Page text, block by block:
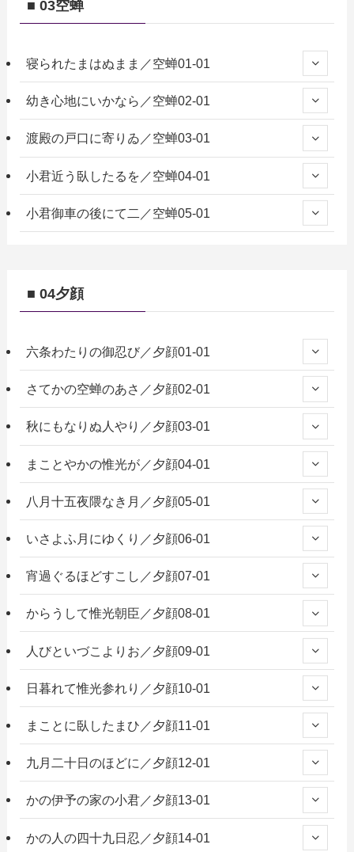
■ 03空蝉
寝られたまはぬまま／空蝉01-01
幼き心地にいかなら／空蝉02-01
渡殿の戸口に寄りゐ／空蝉03-01
小君近う臥したるを／空蝉04-01
小君御車の後にて二／空蝉05-01
■ 04夕顔
六条わたりの御忍び／夕顔01-01
さてかの空蝉のあさ／夕顔02-01
秋にもなりぬ人やり／夕顔03-01
まことやかの惟光が／夕顔04-01
八月十五夜隈なき月／夕顔05-01
いさよふ月にゆくり／夕顔06-01
宵過ぐるほどすこし／夕顔07-01
からうして惟光朝臣／夕顔08-01
人びといづこよりお／夕顔09-01
日暮れて惟光参れり／夕顔10-01
まことに臥したまひ／夕顔11-01
九月二十日のほどに／夕顔12-01
かの伊予の家の小君／夕顔13-01
かの人の四十九日忍／夕顔14-01